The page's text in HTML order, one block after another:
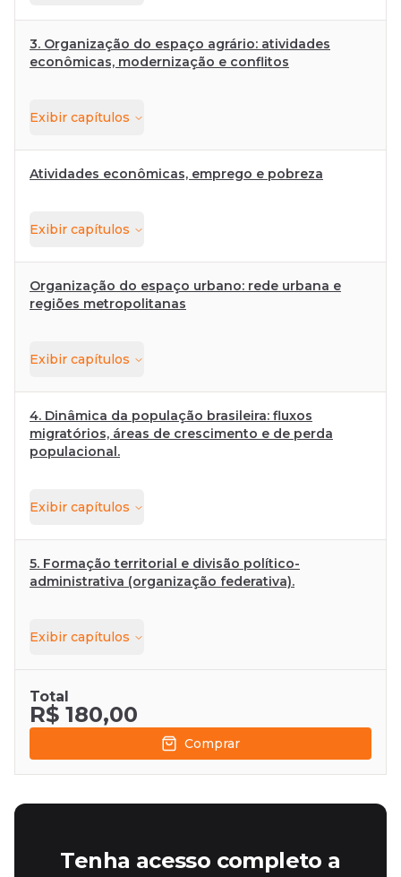
3. Organização do espaço agrário: atividades
econômicas, modernização e conflitos
Exibir capítulos
Atividades econômicas, emprego e pobreza
Exibir capítulos
Organização do espaço urbano: rede urbana e
regiões metropolitanas
Exibir capítulos
4. Dinâmica da população brasileira: fluxos
migratórios, áreas de crescimento e de perda
populacional.
Exibir capítulos
5. Formação territorial e divisão político-
administrativa (organização federativa).
Exibir capítulos
Total
R$ 180,00
Comprar
Tenha acesso completo a